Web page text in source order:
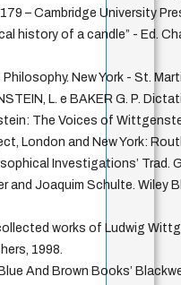
– Cambridge University
history of a candle” - Ed.
Philosophy. New York - St.
L. e BAKER G. P.
The Voices of
London and New York:
Investigations’ Trad.
and Joaquim Schulte. Wiley
works of Ludwig
1998.
And Brown Books’